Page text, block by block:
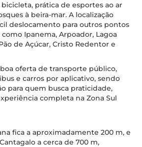
prática de esportes ao ar
à beira-mar. A localização
deslocamento para outros pontos
Ipanema, Arpoador, Lagoa
de Açúcar, Cristo Redentor e
oferta de transporte público,
e carros por aplicativo, sendo
para quem busca praticidade,
completa na Zona Sul
fica a aproximadamente 200 m, e
a cerca de 700 m,